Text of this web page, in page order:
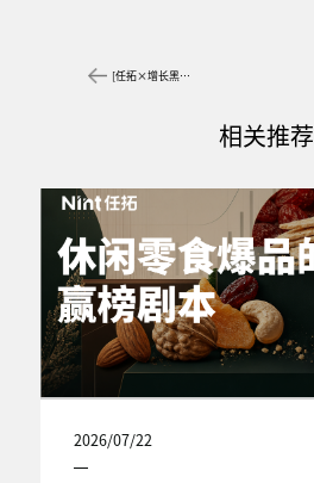
[任拓×增长黑盒对谈实录] 2025消费增长新路径：以“标签科学”重构营销确定性
相关推荐
2026/07/22